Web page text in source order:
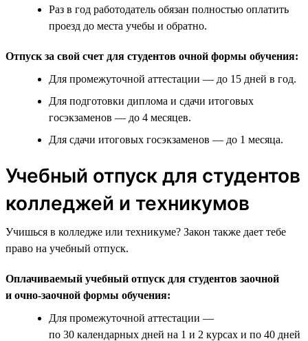
Раз в год работодатель обязан полностью оплатить
проезд до места учебы и обратно.
Отпуск за свой счет для студентов очной формы обучения:
Для промежуточной аттестации — до 15 дней в год.
Для подготовки диплома и сдачи итоговых
госэкзаменов — до 4 месяцев.
Для сдачи итоговых госэкзаменов — до 1 месяца.
Учебный отпуск для студентов
колледжей и техникумов
Учишься в колледже или техникуме? Закон также дает тебе
право на учебный отпуск.
Оплачиваемый учебный отпуск для студентов заочной
и очно-заочной формы обучения:
Для промежуточной аттестации —
по 30 календарных дней на 1 и 2 курсах и по 40 дней